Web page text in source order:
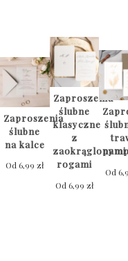
Zaproszenia
ślubne
na kalce
Od6,99zł
Zaproszenia
ślubne
klasyczne
z
zaokrąglonymi
rogami
Od 6,99 zł
Od